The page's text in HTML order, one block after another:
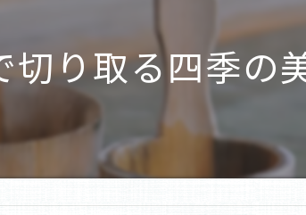
家族
老舗
切り取る四季の